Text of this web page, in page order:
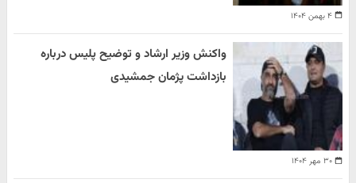
۴ بهمن ۱۴۰۴
۳۰ مهر ۱۴۰۴
واکنش وزیر ارشاد و توضیح پلیس درباره
بازداشت پژمان جمشیدی